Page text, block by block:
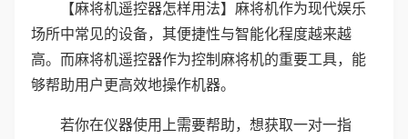
【麻将机遥控器怎样用法】麻将机作为现代娱乐
场所中常见的设备，其便捷性与智能化程度越来越
高。而麻将机遥控器作为控制麻将机的重要工具，能
够帮助用户更高效地操作机器。
若你在仪器使用上需要帮助，想获取一对一指